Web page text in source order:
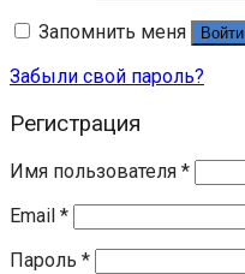
Запомнить меня
Войти
Забыли свой пароль?
Регистрация
Имя пользователя *
Email *
Пароль *